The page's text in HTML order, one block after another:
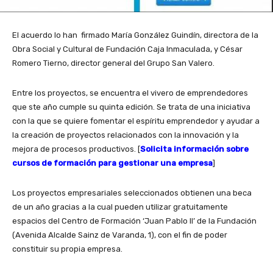
El acuerdo lo han firmado María González Guindín, directora de la
Obra Social y Cultural de Fundación Caja Inmaculada, y César
Romero Tierno, director general del Grupo San Valero.
Entre los proyectos, se encuentra el vivero de emprendedores
que ste año cumple su quinta edición. Se trata de una iniciativa
con la que se quiere fomentar el espíritu emprendedor y ayudar a
la creación de proyectos relacionados con la innovación y la
mejora de procesos productivos. [Solicita información sobre
cursos de formación para gestionar una empresa]
Los proyectos empresariales seleccionados obtienen una beca
de un año gracias a la cual pueden utilizar gratuitamente
espacios del Centro de Formación ‘Juan Pablo II’ de la Fundación
(Avenida Alcalde Sainz de Varanda, 1), con el fin de poder
constituir su propia empresa.